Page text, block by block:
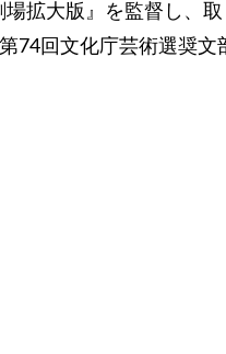
拡大版』を監督し、取
74回文化庁芸術選奨文